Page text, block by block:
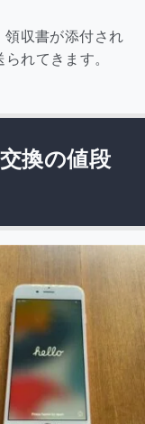
収書が添付され
れてきます。
換の値段